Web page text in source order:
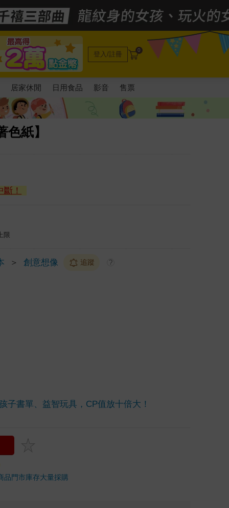
登入/註冊 0
居家休閒 日用食品 影音 售票
紙】
！
限
＞ 創意想像 追蹤 ?
子書單、益智玩具，CP值放十倍大！
品門市庫存大量採購